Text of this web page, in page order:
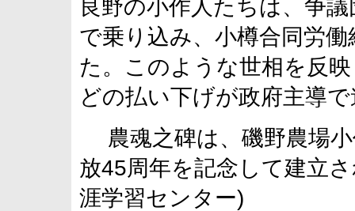
良野の小作人たちは、争
で乗り込み、小樽合同労
た。このような世相を反
どの払い下げが政府主導
農魂之碑は、磯野農場小
放45周年を記念して建立
涯学習センター)